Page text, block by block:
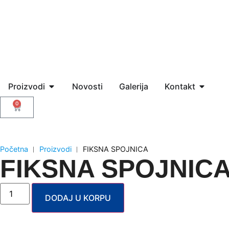
Proizvodi Novosti Galerija Kontakt
0
Početna ︱ Proizvodi ︱ FIKSNA SPOJNICA
FIKSNA
DODAJ U KORPU